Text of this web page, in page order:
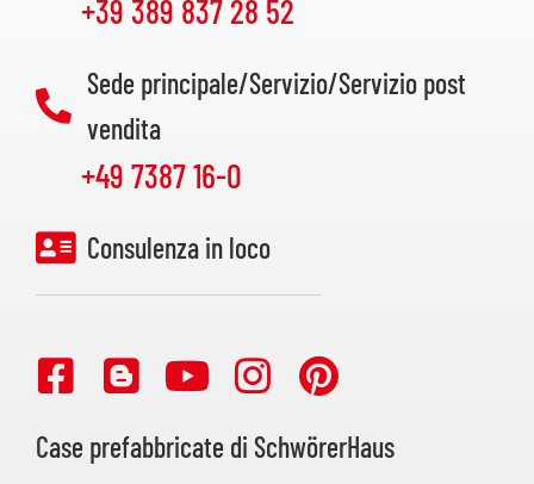
+39 389 837 28 52
Sede principale/Servizio/Servizio post
vendita
+49 7387 16-0
Consulenza in loco
Case prefabbricate di SchwörerHaus